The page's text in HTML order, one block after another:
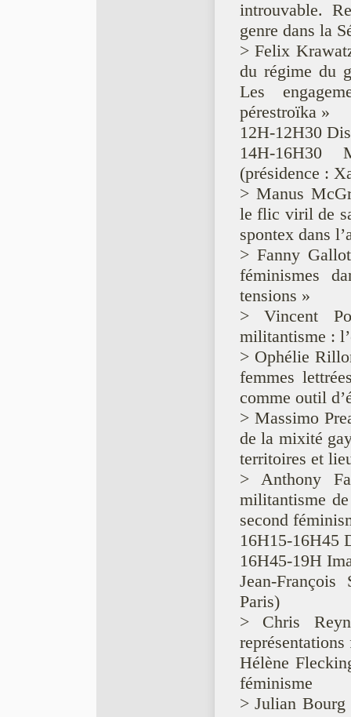
introuvable.
genre dans la
> Felix
du régime du
Les
pérestroïka »
12H-12H30
14H-16H30
(présidence :
> Manus
le flic viril de
spontex dans
> Fanny
féminismes
tensions »
> Vincent
militantisme :
> Ophélie
femmes
comme outil
> Massimo
de la mixité
territoires et
> Anthony
militantisme
second
16H15-16H45
16H45-19H
Jean-
Paris)
> Chris
Hélène
féminisme
> Julian